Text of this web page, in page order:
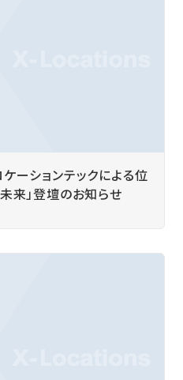
ーションテックによる位
来」登壇のお知らせ